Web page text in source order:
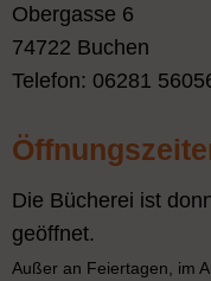
Obergasse 6
74722 Buchen
Telefon: 06281
Die Bücherei ist
geöffnet.
Außer an Feiertagen, im